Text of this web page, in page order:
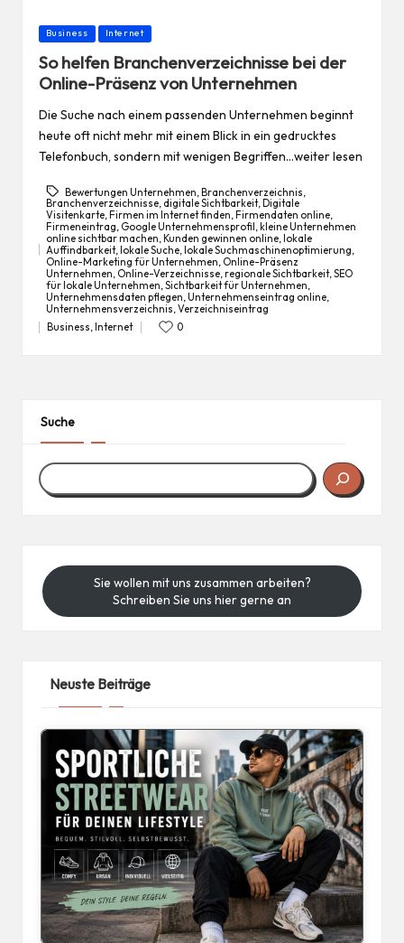
Posted
Business Internet
So helfen Branchenverzeichnisse bei der
Online-Präsenz von Unternehmen
Die Suche nach einem passenden Unternehmen beginnt
heute oft nicht mehr mit einem Blick in ein gedrucktes
Telefonbuch, sondern mit wenigen Begriffen…weiter lesen
Tags:
Bewertungen Unternehmen Branchenverzeichnis
Branchenverzeichnisse, digitale Sichtbarkeit, Digitale
Visitenkarte, Firmen im Internet finden, Firmendaten online,
Firmeneintrag, Google Unternehmensprofil , kleine Unternehmen
online sichtbar machen, Kunden gewinnen online, lokale
Auffindbarkeit, lokale Suche, lokale Suchmaschinenoptimierung,
Online-Marketing für Unternehmen, Online-Präsenz
Unternehmen, Online-Verzeichnisse,regionale Sichtbarkeit,SEO
für lokale Unternehmen,Sichtbarkeit für Unternehmen,
Unternehmensdaten pflegen,Unternehmenseintrag online,
Unternehmensverzeichnis,Verzeichniseintrag
Posted
Business ,Internet 0
Suche
Sie wollen mit uns zusammen arbeiten?
Schreiben Sie uns hier gerne an
Neuste Beiträge